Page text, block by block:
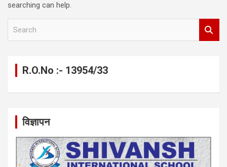
searching can help.
R.O.No :- 13954/33
विज्ञापन